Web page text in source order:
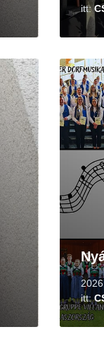
itt:
itt:
Tovább